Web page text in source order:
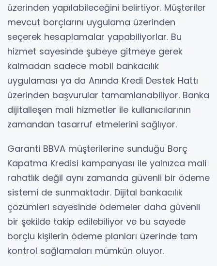
üzerinden yapılabileceğini belirtiyor. Müşteriler
mevcut borçlarını uygulama üzerinden
seçerek hesaplamalar yapabiliyorlar. Bu
hizmet sayesinde şubeye gitmeye gerek
kalmadan sadece mobil bankacılık
uygulaması ya da Anında Kredi Destek Hattı
üzerinden başvurular tamamlanabiliyor. Banka
dijitalleşen mali hizmetler ile kullanıcılarının
zamandan tasarruf etmelerini sağlıyor.
Garanti BBVA müşterilerine sunduğu Borç
Kapatma Kredisi kampanyası ile yalnızca mali
rahatlık değil aynı zamanda güvenli bir ödeme
sistemi de sunmaktadır. Dijital bankacılık
çözümleri sayesinde ödemeler daha güvenli
bir şekilde takip edilebiliyor ve bu sayede
borçlu kişilerin ödeme planları üzerinde tam
kontrol sağlamaları mümkün oluyor.